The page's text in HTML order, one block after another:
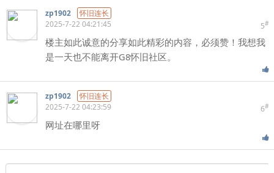
zp1902
怀旧连长
5#
2025-7-22 04:21:45
楼主如此诚意的分享如此精彩的内容，必须赞！我想我
是一天也不能离开G8怀旧社区。
zp1902
怀旧连长
6#
2025-7-22 04:23:59
网址在哪里呀